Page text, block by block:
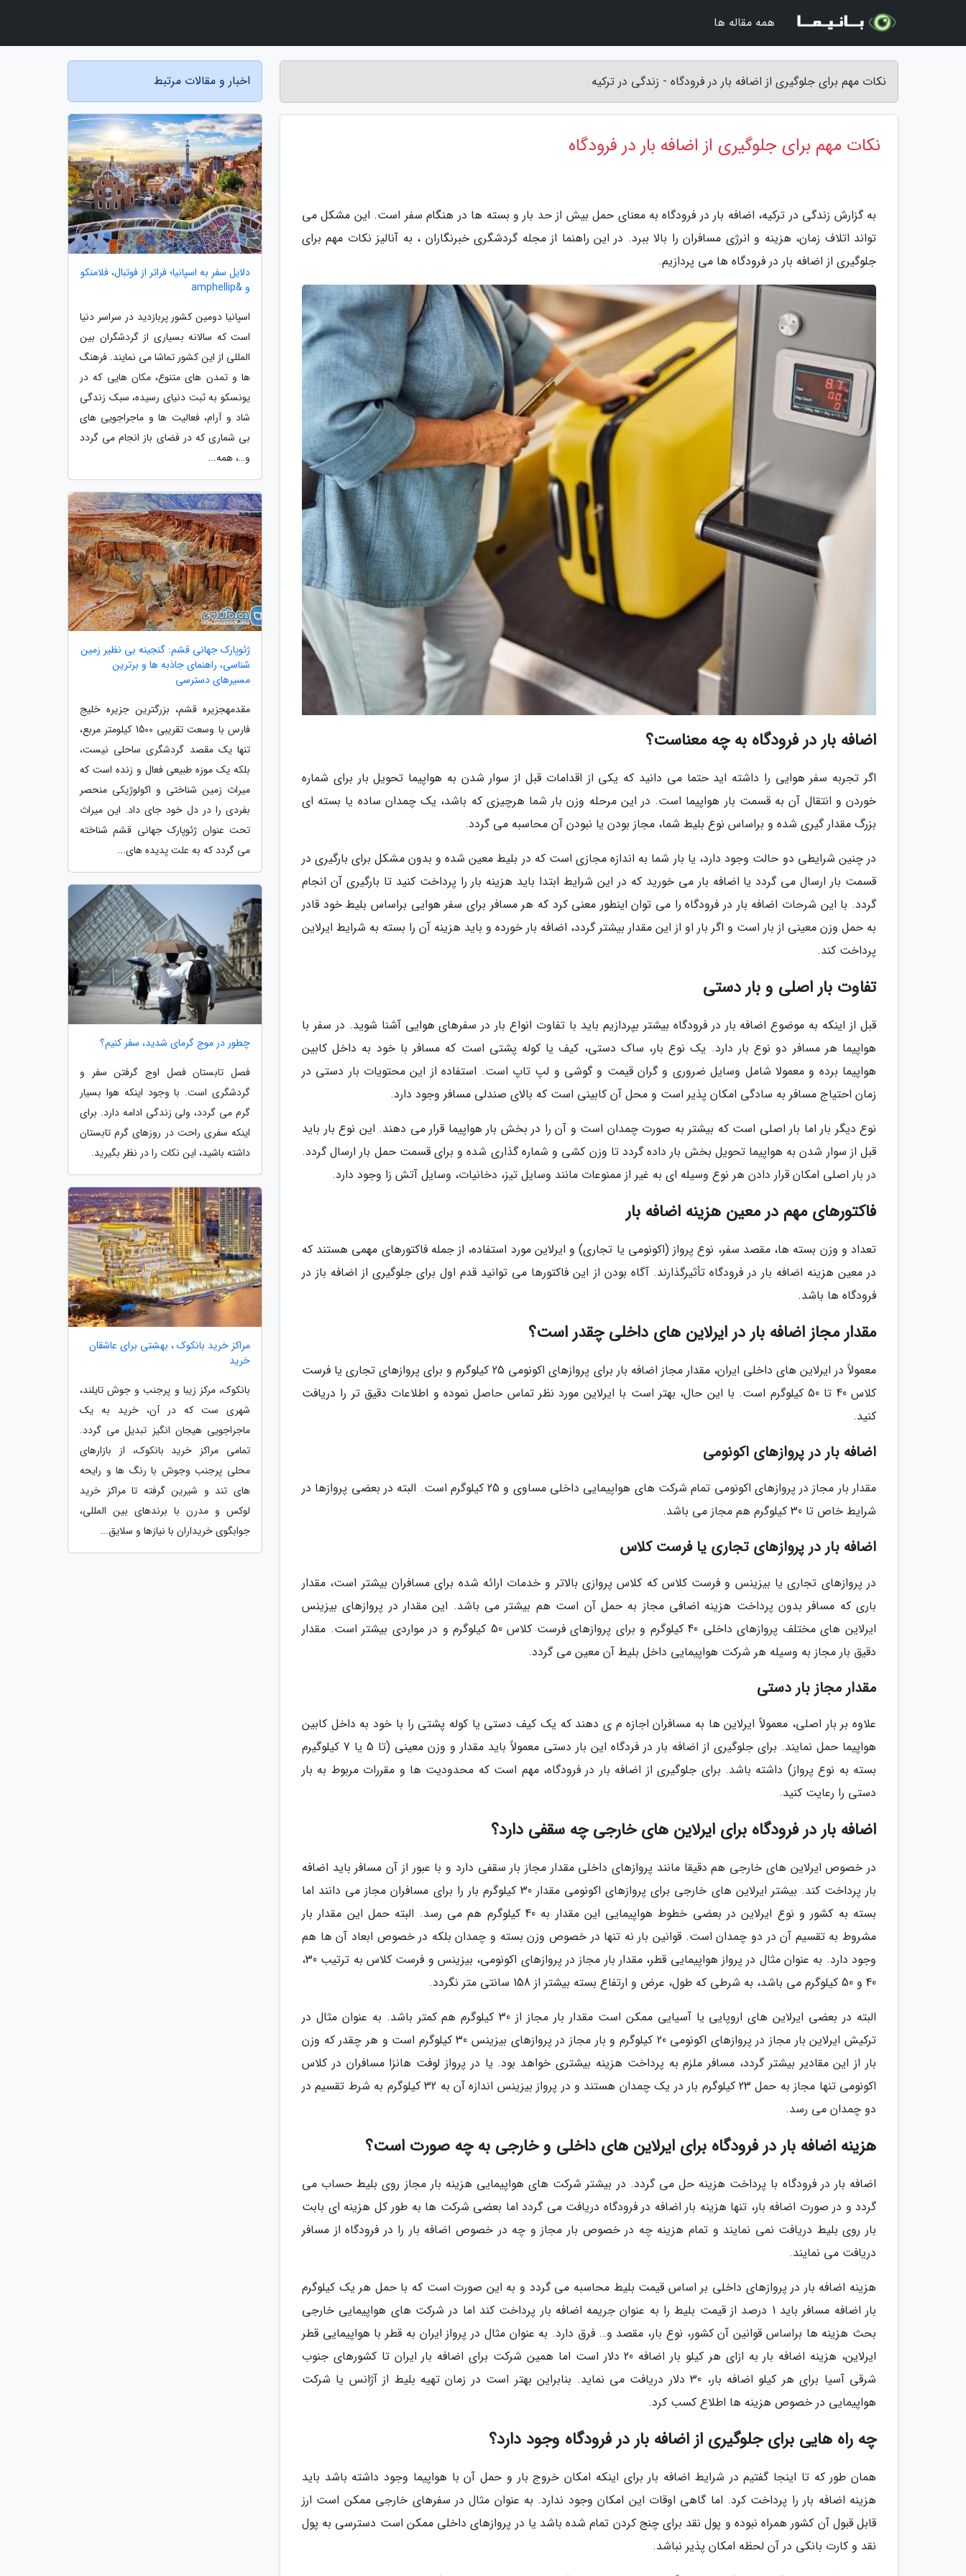
نکات مهم برای جلوگیری از اضافه بار در فرودگاه - زندگی در ترکیه
نکات مهم برای جلوگیری از اضافه بار در فرودگاه
به گزارش زندگی در ترکیه، اضافه بار در فرودگاه به معنای حمل بیش از حد بار و بسته ها در هنگام سفر است. این مشکل می
تواند اتلاف زمان، هزینه و انرژی مسافران را بالا ببرد. در این راهنما از مجله گردشگری خبرنگاران ، به آنالیز نکات مهم برای
جلوگیری از اضافه بار در فرودگاه ها می پردازیم.
اضافه بار در فرودگاه به چه معناست؟
اگر تجربه سفر هوایی را داشته اید حتما می دانید که یکی از اقدامات قبل از سوار شدن به هواپیما تحویل بار برای شماره
خوردن و انتقال آن به قسمت بار هواپیما است. در این مرحله وزن بار شما هرچیزی که باشد، یک چمدان ساده یا بسته ای
بزرگ مقدار گیری شده و براساس نوع بلیط شما، مجاز بودن یا نبودن آن محاسبه می گردد.
در چنین شرایطی دو حالت وجود دارد، یا بار شما به اندازه مجازی است که در بلیط معین شده و بدون مشکل برای بارگیری در
قسمت بار ارسال می گردد یا اضافه بار می خورید که در این شرایط ابتدا باید هزینه بار را پرداخت کنید تا بارگیری آن انجام
گردد. با این شرحات اضافه بار در فرودگاه را می توان اینطور معنی کرد که هر مسافر برای سفر هوایی براساس بلیط خود قادر
به حمل وزن معینی از بار است و اگر بار او از این مقدار بیشتر گردد، اضافه بار خورده و باید هزینه آن را بسته به شرایط ایرلاین
پرداخت کند.
تفاوت بار اصلی و بار دستی
قبل از اینکه به موضوع اضافه بار در فرودگاه بیشتر بپردازیم باید با تفاوت انواع بار در سفرهای هوایی آشنا شوید. در سفر با
هواپیما هر مسافر دو نوع بار دارد. یک نوع بار، ساک دستی، کیف یا کوله پشتی است که مسافر با خود به داخل کابین
هواپیما برده و معمولا شامل وسایل ضروری و گران قیمت و گوشی و لپ تاپ است. استفاده از این محتویات بار دستی در
زمان احتیاج مسافر به سادگی امکان پذیر است و محل آن کابینی است که بالای صندلی مسافر وجود دارد.
نوع دیگر بار اما بار اصلی است که بیشتر به صورت چمدان است و آن را در بخش بار هواپیما قرار می دهند. این نوع بار باید
قبل از سوار شدن به هواپیما تحویل بخش بار داده گردد تا وزن کشی و شماره گذاری شده و برای قسمت حمل بار ارسال گردد.
در بار اصلی امکان قرار دادن هر نوع وسیله ای به غیر از ممنوعات مانند وسایل تیز، دخانیات، وسایل آتش زا وجود دارد.
فاکتورهای مهم در معین هزینه اضافه بار
تعداد و وزن بسته ها، مقصد سفر، نوع پرواز (اکونومی یا تجاری) و ایرلاین مورد استفاده، از جمله فاکتورهای مهمی هستند که
در معین هزینه اضافه بار در فرودگاه تأثیرگذارند. آگاه بودن از این فاکتورها می توانید قدم اول برای جلوگیری از اضافه باز در
فرودگاه ها باشد.
مقدار مجاز اضافه بار در ایرلاین های داخلی چقدر است؟
معمولاً در ایرلاین های داخلی ایران، مقدار مجاز اضافه بار برای پروازهای اکونومی 25 کیلوگرم و برای پروازهای تجاری یا فرست
کلاس 40 تا 50 کیلوگرم است. با این حال، بهتر است با ایرلاین مورد نظر تماس حاصل نموده و اطلاعات دقیق تر را دریافت
کنید.
اضافه بار در پروازهای اکونومی
مقدار بار مجاز در پروازهای اکونومی تمام شرکت های هواپیمایی داخلی مساوی و 25 کیلوگرم است. البته در بعضی پروازها در
شرایط خاص تا 30 کیلوگرم هم مجاز می باشد.
اضافه بار در پروازهای تجاری یا فرست کلاس
در پروازهای تجاری یا بیزینس و فرست کلاس که کلاس پروازی بالاتر و خدمات ارائه شده برای مسافران بیشتر است، مقدار
باری که مسافر بدون پرداخت هزینه اضافی مجاز به حمل آن است هم بیشتر می باشد. این مقدار در پروازهای بیزینس
ایرلاین های مختلف پروازهای داخلی 40 کیلوگرم و برای پروازهای فرست کلاس 50 کیلوگرم و در مواردی بیشتر است. مقدار
دقیق بار مجاز به وسیله هر شرکت هواپیمایی داخل بلیط آن معین می گردد.
مقدار مجاز بار دستی
علاوه بر بار اصلی، معمولاً ایرلاین ها به مسافران اجازه م ی دهند که یک کیف دستی یا کوله پشتی را با خود به داخل کابین
هواپیما حمل نمایند. برای جلوگیری از اضافه بار در فردگاه این بار دستی معمولاً باید مقدار و وزن معینی (تا 5 یا 7 کیلوگیرم
بسته به نوع پرواز) داشته باشد. برای جلوگیری از اضافه بار در فرودگاه، مهم است که محدودیت ها و مقررات مربوط به بار
دستی را رعایت کنید.
اضافه بار در فرودگاه برای ایرلاین های خارجی چه سقفی دارد؟
در خصوص ایرلاین های خارجی هم دقیقا مانند پروازهای داخلی مقدار مجاز بار سقفی دارد و با عبور از آن مسافر باید اضافه
بار پرداخت کند. بیشتر ایرلاین های خارجی برای پروازهای اکونومی مقدار 30 کیلوگرم بار را برای مسافران مجاز می دانند اما
بسته به کشور و نوع ایرلاین در بعضی خطوط هواپیمایی این مقدار به 40 کیلوگرم هم می رسد. البته حمل این مقدار بار
مشروط به تقسیم آن در دو چمدان است. قوانین بار نه تنها در خصوص وزن بسته و چمدان بلکه در خصوص ابعاد آن ها هم
وجود دارد. به عنوان مثال در پرواز هواپیمایی قطر، مقدار بار مجاز در پروازهای اکونومی، بیزینس و فرست کلاس به ترتیب 30،
40 و 50 کیلوگرم می باشد، به شرطی که طول، عرض و ارتفاع بسته بیشتر از 158 سانتی متر نگردد.
البته در بعضی ایرلاین های اروپایی یا آسیایی ممکن است مقدار بار مجاز از 30 کیلوگرم هم کمتر باشد. به عنوان مثال در
ترکیش ایرلاین بار مجاز در پروازهای اکونومی 20 کیلوگرم و بار مجاز در پروازهای بیزینس 30 کیلوگرم است و هر چقدر که وزن
بار از این مقادیر بیشتر گردد، مسافر ملزم به پرداخت هزینه بیشتری خواهد بود. یا در پرواز لوفت هانزا مسافران در کلاس
اکونومی تنها مجاز به حمل 23 کیلوگرم بار در یک چمدان هستند و در پرواز بیزینس اندازه آن به 32 کیلوگرم به شرط تقسیم در
دو چمدان می رسد.
هزینه اضافه بار در فرودگاه برای ایرلاین های داخلی و خارجی به چه صورت است؟
اضافه بار در فرودگاه با پرداخت هزینه حل می گردد. در بیشتر شرکت های هواپیمایی هزینه بار مجاز روی بلیط حساب می
گردد و در صورت اضافه بار، تنها هزینه بار اضافه در فرودگاه دریافت می گردد اما بعضی شرکت ها به طور کل هزینه ای بابت
بار روی بلیط دریافت نمی نمایند و تمام هزینه چه در خصوص بار مجاز و چه در خصوص اضافه بار را در فرودگاه از مسافر
دریافت می نمایند.
هزینه اضافه بار در پروازهای داخلی بر اساس قیمت بلیط محاسبه می گردد و به این صورت است که با حمل هر یک کیلوگرم
بار اضافه مسافر باید 1 درصد از قیمت بلیط را به عنوان جریمه اضافه بار پرداخت کند اما در شرکت های هواپیمایی خارجی
بحث هزینه ها براساس قوانین آن کشور، نوع بار، مقصد و… فرق دارد. به عنوان مثال در پرواز ایران به قطر با هواپیمایی قطر
ایرلاین، هزینه اضافه بار به ازای هر کیلو بار اضافه 20 دلار است اما همین شرکت برای اضافه بار ایران تا کشورهای جنوب
شرقی آسیا برای هر کیلو اضافه بار، 30 دلار دریافت می نماید. بنابراین بهتر است در زمان تهیه بلیط از آژانس یا شرکت
هواپیمایی در خصوص هزینه ها اطلاع کسب کرد.
چه راه هایی برای جلوگیری از اضافه بار در فرودگاه وجود دارد؟
همان طور که تا اینجا گفتیم در شرایط اضافه بار برای اینکه امکان خروج بار و حمل آن با هواپیما وجود داشته باشد باید
هزینه اضافه بار را پرداخت کرد. اما گاهی اوقات این امکان وجود ندارد. به عنوان مثال در سفرهای خارجی ممکن است ارز
قابل قبول آن کشور همراه نبوده و پول نقد برای چنج کردن تمام شده باشد یا در پروازهای داخلی ممکن است دسترسی به پول
نقد و کارت بانکی در آن لحظه امکان پذیر نباشد.
اخبار و مقالات مرتبط
دلایل سفر به اسپانیا؛ فراتر از فوتبال، فلامنکو
و &amphellip
اسپانیا دومین کشور پربازدید در سراسر دنیا
است که سالانه بسیاری از گردشگران بین
المللی از این کشور تماشا می نمایند. فرهنگ
ها و تمدن های متنوع، مکان هایی که در
یونسکو به ثبت دنیای رسیده، سبک زندگی
شاد و آرام، فعالیت ها و ماجراجویی های
بی شماری که در فضای باز انجام می گردد
و…، همه...
ژئوپارک جهانی قشم: گنجینه بی نظیر زمین
شناسی، راهنمای جاذبه ها و برترین
مسیرهای دسترسی
مقدمهجزیره قشم، بزرگترین جزیره خلیج
فارس با وسعت تقریبی 1500 کیلومتر مربع،
تنها یک مقصد گردشگری ساحلی نیست،
بلکه یک موزه طبیعی فعال و زنده است که
میراث زمین شناختی و اکولوژیکی منحصر
بفردی را در دل خود جای داد. این میراث
تحت عنوان ژئوپارک جهانی قشم شناخته
می گردد که به علت پدیده های...
چطور در موج گرمای شدید، سفر کنیم؟
فصل تابستان فصل اوج گرفتن سفر و
گردشگری است. با وجود اینکه هوا بسیار
گرم می گردد، ولی زندگی ادامه دارد. برای
اینکه سفری راحت در روزهای گرم تابستان
داشته باشید، این نکات را در نظر بگیرید.
مراکز خرید بانکوک ، بهشتی برای عاشقان
خرید
بانکوک، مرکز زیبا و پرجنب و جوش تایلند،
شهری ست که در آن، خرید به یک
ماجراجویی هیجان انگیز تبدیل می گردد.
تمامی مراکز خرید بانکوک، از بازارهای
محلی پرجنب وجوش با رنگ ها و رایحه
های تند و شیرین گرفته تا مراکز خرید
لوکس و مدرن با برندهای بین المللی،
جوابگوی خریداران با نیازها و سلایق...
همه مقاله ها